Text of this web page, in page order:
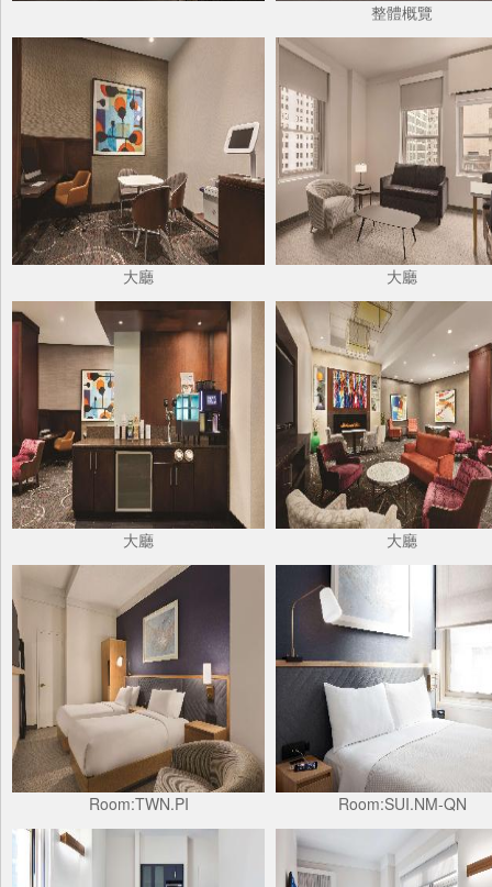
整體概覽
大廳 大廳
大廳 大廳
Room:TWN.PI Room:SUI.NM-QN